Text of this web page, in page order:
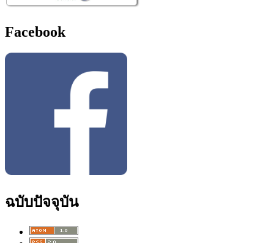
Facebook
ฉบับปัจจุบัน